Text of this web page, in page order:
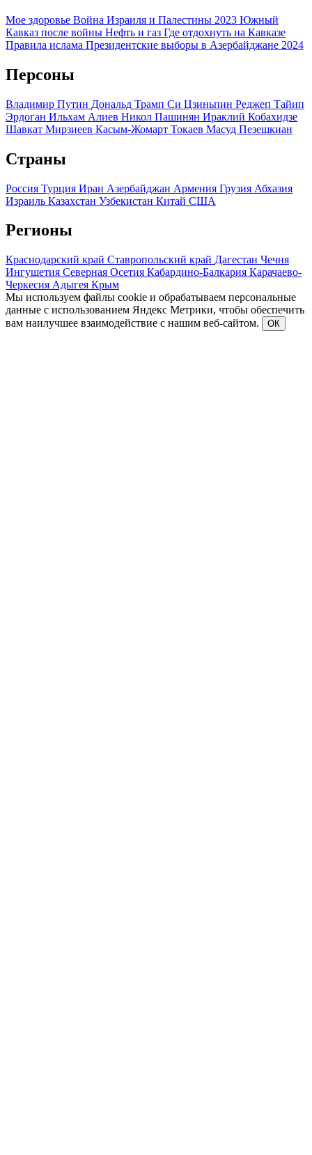
Мое здоровье Война Израиля и Палестины 2023 Южный
Кавказ после войны Нефть и газ Где отдохнуть на Кавказе
Правила ислама Президентские выборы в Азербайджане 2024
Персоны
Владимир Путин Дональд Трамп Си Цзиньпин Реджеп Тайип
Эрдоган Ильхам Алиев Никол Пашинян Ираклий Кобахидзе
Шавкат Мирзиеев Касым-Жомарт Токаев Масуд Пезешкиан
Страны
Россия Турция Иран Азербайджан Армения Грузия Абхазия
Израиль Казахстан Узбекистан Китай США
Регионы
Краснодарский край Ставропольский край Дагестан Чечня
Ингушетия Северная Осетия Кабардино-Балкария Карачаево-
Черкесия Адыгея Крым
Мы используем файлы cookie и обрабатываем персональные
данные с использованием Яндекс Метрики, чтобы обеспечить
вам наилучшее взаимодействие с нашим веб-сайтом.
ОК